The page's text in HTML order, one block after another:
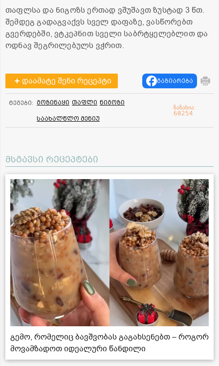
თაფლსა და ნიგოზს ერთად ვშუშავთ ზუსტად 3 წთ.
შემდეგ გადაგვაქვს სველ დაფაზე, ვასწორებთ
გვერდებში, ვტკეპნით სველი საბრტყელებლით და
ოდნავ შეგრილებულს ვჭრით.
დაამატე შენი რეცეპტი გაზიარება
ტეგები: გოზინაყი თაფლი ნიგოზი
საახალწლო მენიუ
ნანახია:
68254
მსგავსი რეცეპტები
გემო, რომელიც ბავშვობას გაგახსენებთ – როგორ
მოვამზადოთ იდეალური წანდილი